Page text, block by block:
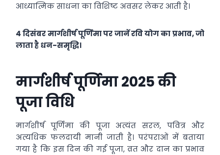
आध्यात्मिक साधना का विशिष्ट अवसर लेकर आती है।
4 दिसंबर मार्गशीर्ष पूर्णिमा पर जानें रवि योग का प्रभाव, जो
लाता है धन-समृद्धि।
मार्गशीर्ष पूर्णिमा 2025 की
पूजा विधि
मार्गशीर्ष पूर्णिमा की पूजा अत्यंत सरल, पवित्र और
अत्यधिक फलदायी मानी जाती है। परंपराओं में बताया
गया है कि इस दिन की गई पूजा, व्रत और दान का प्रभाव